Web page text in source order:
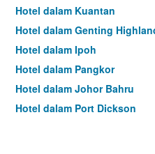
Hotel dalam Kuantan
Hotel dalam Genting
Hotel dalam Ipoh
Hotel dalam Pangkor
Hotel dalam Johor Bahru
Hotel dalam Port Dickson